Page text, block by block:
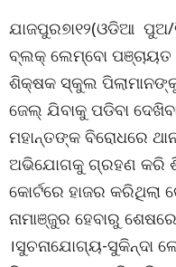
ଯାଜପୁର୭ା୧୨(ଓଡିଆ ପୁଅ/
ବ୍ଲକ୍ ଲେମ୍ବୋ ପଞ୍ଚାୟତ
ଶିକ୍ଷକ ସ୍କୁଲ
ଜେଲ୍ ଯିବାକୁ ପଡିବା
ମହାନ୍ତଙ୍କ ବିରୋଧରେ
ଅଭିଯୋଗକୁ ଗ୍ରହଣ କରି
କୋର୍ଟରେ ହାଜର କରିଥିଲା
ନାମାଞ୍ଜୁର ହେବାରୁ
।ସୁଚନାଯୋଗ୍ୟ-ସୁକିନ୍ଦା